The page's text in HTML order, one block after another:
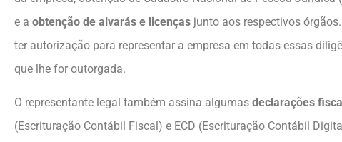
e a obtenção de alvarás e licenças junto aos respectivos
ter autorização para representar a empresa em todas essas
que lhe for outorgada.
O representante legal também assina algumas declarações
(Escrituração Contábil Fiscal) e ECD (Escrituração Contábil